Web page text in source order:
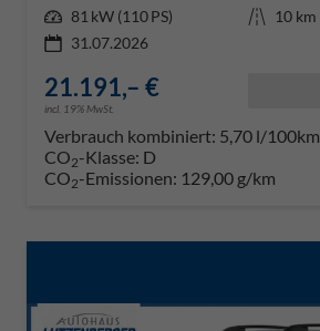
Leistung 81 kW (110 PS) Kilometerstand 10 km
31.07.2026
21.191,– €
incl. 19% MwSt.
Verbrauch kombiniert: 5,70 l/100km
CO2-Klasse: D
CO2-Emissionen: 129,00 g/km